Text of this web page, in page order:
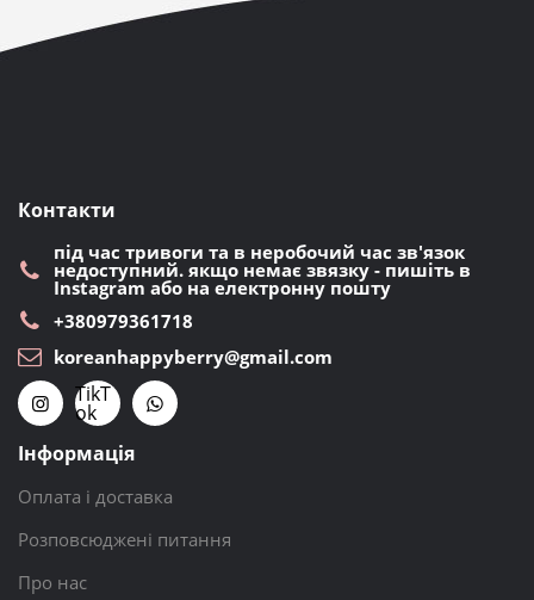
Контакти
під час тривоги та в неробочий час зв'язок
недоступний. якщо немає звязку - пишіть в
Instagram або на електронну пошту
+380979361718
koreanhappyberry@gmail.com
TikT
ok
Інформація
Оплата і доставка
Розповсюджені питання
Про нас